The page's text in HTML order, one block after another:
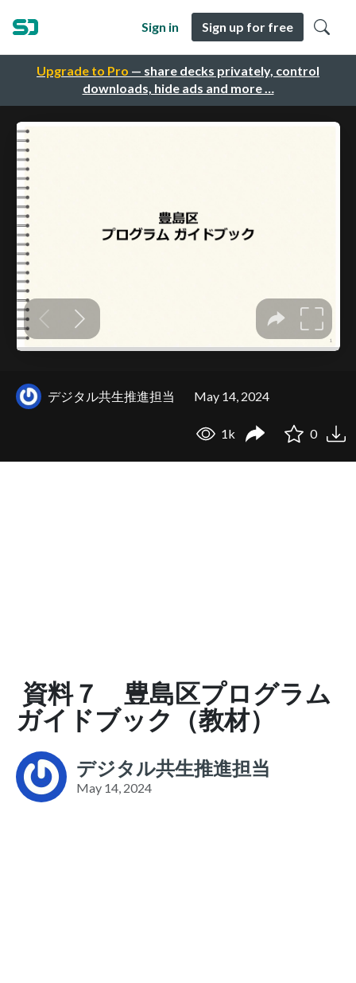
Upgrade to Pro — share decks privately, control
downloads, hide ads and more …
Sign in Sign up for free
デジタル共生推進担当 May 14, 2024
1k 0
資料７ 豊島区プログラム
ガイドブック（教材）
デジタル共生推進担当
May 14, 2024